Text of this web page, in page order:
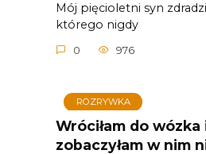
Mój pięcioletni syn
którego nigdy
0 976
ROZRYWKA
Wróciłam do wózka
zobaczyłam w nim